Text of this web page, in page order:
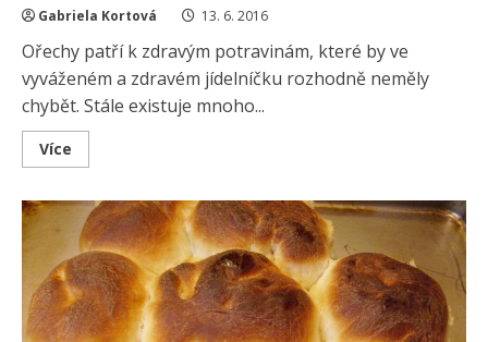
Gabriela Kortová 13. 6. 2016
Ořechy patří k zdravým potravinám, které by ve
vyváženém a zdravém jídelníčku rozhodně neměly
chybět. Stále existuje mnoho...
Více
more
zařadit
do
svého
jídelníčku
ořechy
a
kolik
jich
sníst?